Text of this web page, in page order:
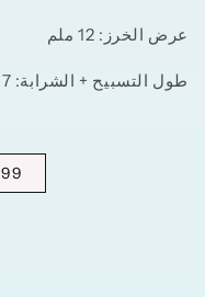
عرض الخرز: 12 ملم
طول التسبيح + الشرابة: 37 سم
99